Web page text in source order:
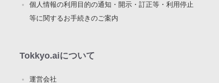
個人情報の利用目的の通知・開示・訂正等・利用停止
等に関するお手続きのご案内
Tokkyo.aiについて
運営会社